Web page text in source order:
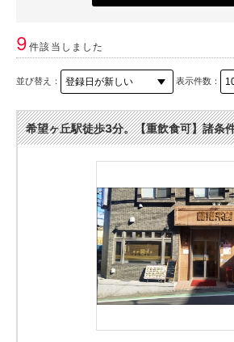
9件該当しました
並び替え： 表示件数：
希望ヶ丘駅徒歩3分。【重飲食可】諸